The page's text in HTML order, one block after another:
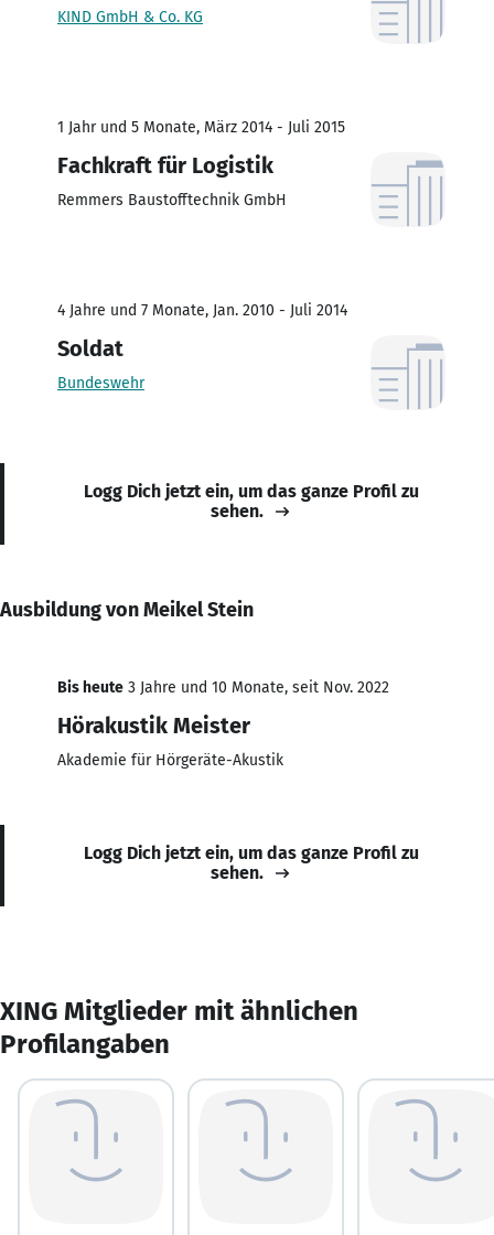
KIND GmbH & Co. KG
1 Jahr und 5 Monate, März 2014 - Juli 2015
Fachkraft für Logistik
Remmers Baustofftechnik GmbH
4 Jahre und 7 Monate, Jan. 2010 - Juli 2014
Soldat
Bundeswehr
Logg Dich jetzt ein, um das ganze Profil zu
sehen.
Ausbildung von Meikel Stein
Bis heute 3 Jahre und 10 Monate, seit Nov. 2022
Hörakustik Meister
Akademie für Hörgeräte-Akustik
Logg Dich jetzt ein, um das ganze Profil zu
sehen.
XING Mitglieder mit ähnlichen
Profilangaben